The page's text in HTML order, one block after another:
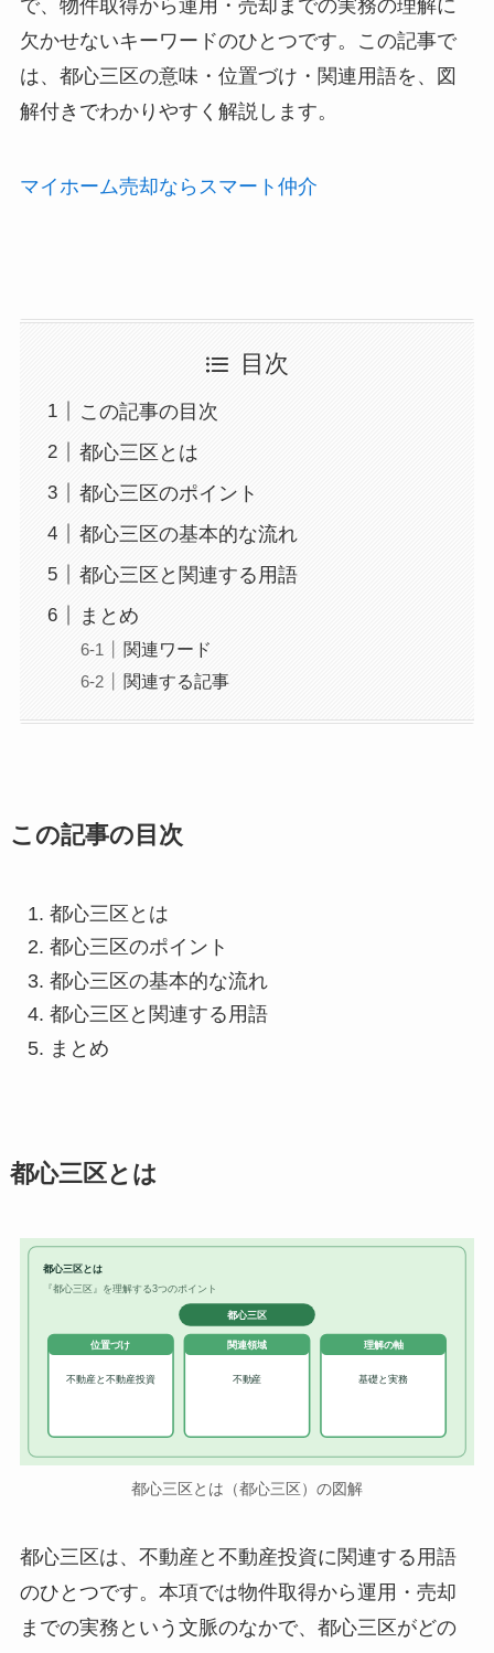
で、物件取得から運用・売却までの実務の理解に
欠かせないキーワードのひとつです。この記事で
は、都心三区の意味・位置づけ・関連用語を、図
解付きでわかりやすく解説します。
マイホーム売却ならスマート仲介
目次
この記事の目次
都心三区とは
都心三区のポイント
都心三区の基本的な流れ
都心三区と関連する用語
まとめ
関連ワード
関連する記事
この記事の目次
都心三区とは
都心三区のポイント
都心三区の基本的な流れ
都心三区と関連する用語
まとめ
都心三区とは
都心三区とは
『都心三区』を理解する3つのポイント
都心三区
位置づけ
不動産と不動産投資
関連領域
不動産
理解の軸
基礎と実務
都心三区とは（都心三区）の図解
都心三区は、不動産と不動産投資に関連する用語
のひとつです。本項では物件取得から運用・売却
までの実務という文脈のなかで、都心三区がどの